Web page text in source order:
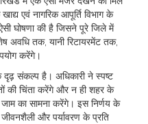
खाद्य एवं नागरिक आपूर्ति विभागके
घोषणा की है जिसने पूरे जिले में
अवधि तक, यानी रिटायरमेंट तक,
करेंगे।
दृढ़ संकल्प है। अधिकारी ने स्पष्ट
की चिंता करेंगे और न ही शहर के
का सामना करेंगे। इस निर्णय के
और पर्यावरण के प्रति